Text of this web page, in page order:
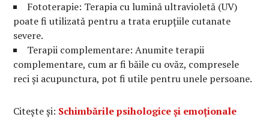
Fototerapie: Terapia cu lumină ultravioletă (UV)
poate fi utilizată pentru a trata erupțiile cutanate
severe.
Terapii complementare: Anumite terapii
complementare, cum ar fi băile cu ovăz, compresele
reci și acupunctura, pot fi utile pentru unele persoane.
Citește și: Schimbările psihologice și emoționale